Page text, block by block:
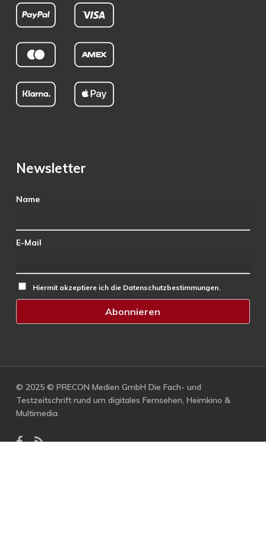
Newsletter
Name
E-Mail
Hiermit akzeptiere ich die Datenschutzbestimmungen.
© 2025 © PRECON Medien GmbH Die Fach- und
Testzeitschrift rund um digitales Fernsehen, Heimkino &
Multimedia.
facebook
RSS